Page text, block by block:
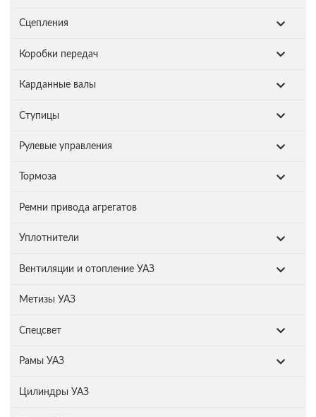
Сцепления
Коробки передач
Карданные валы
Ступицы
Рулевые управления
Тормоза
Ремни привода агрегатов
Уплотнители
Вентиляции и отопление УАЗ
Метизы УАЗ
Спецсвет
Рамы УАЗ
Цилиндры УАЗ